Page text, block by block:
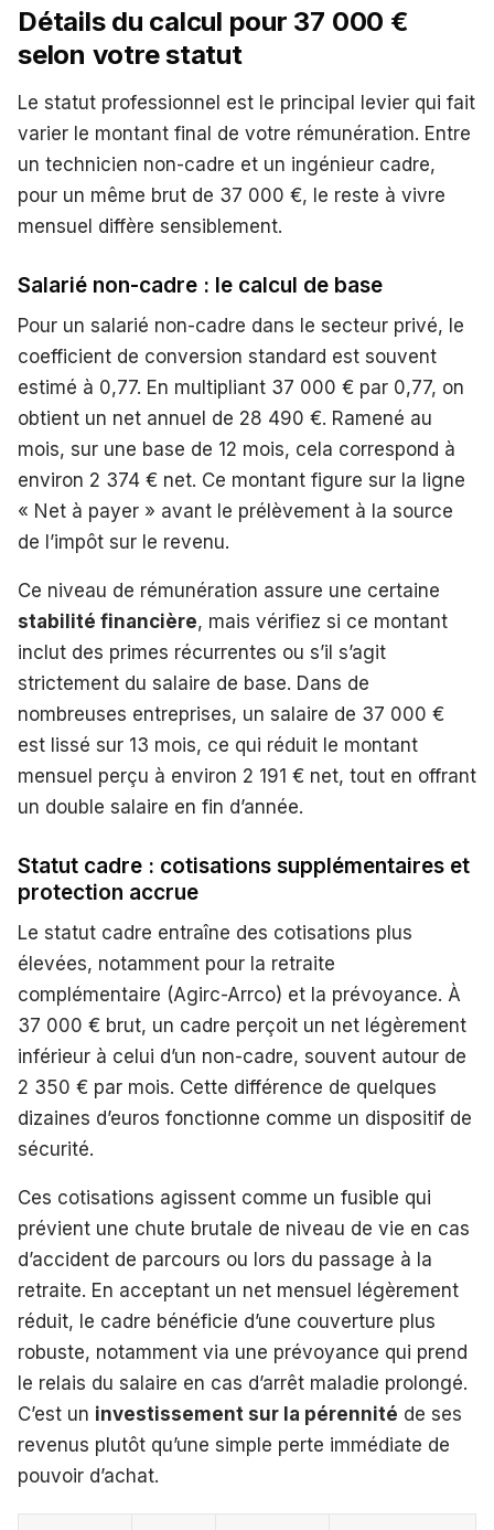
Détails du calcul pour 37 000 €
selon votre statut
Le statut professionnel est le principal levier qui fait
varier le montant final de votre rémunération. Entre
un technicien non-cadre et un ingénieur cadre,
pour un même brut de 37 000 €, le reste à vivre
mensuel diffère sensiblement.
Salarié non-cadre : le calcul de base
Pour un salarié non-cadre dans le secteur privé, le
coefficient de conversion standard est souvent
estimé à 0,77. En multipliant 37 000 € par 0,77, on
obtient un net annuel de 28 490 €. Ramené au
mois, sur une base de 12 mois, cela correspond à
environ 2 374 € net. Ce montant figure sur la ligne
« Net à payer » avant le prélèvement à la source
de l’impôt sur le revenu.
Ce niveau de rémunération assure une certaine
stabilité financière, mais vérifiez si ce montant
inclut des primes récurrentes ou s’il s’agit
strictement du salaire de base. Dans de
nombreuses entreprises, un salaire de 37 000 €
est lissé sur 13 mois, ce qui réduit le montant
mensuel perçu à environ 2 191 € net, tout en offrant
un double salaire en fin d’année.
Statut cadre : cotisations supplémentaires et
protection accrue
Le statut cadre entraîne des cotisations plus
élevées, notamment pour la retraite
complémentaire (Agirc-Arrco) et la prévoyance. À
37 000 € brut, un cadre perçoit un net légèrement
inférieur à celui d’un non-cadre, souvent autour de
2 350 € par mois. Cette différence de quelques
dizaines d’euros fonctionne comme un dispositif de
sécurité.
Ces cotisations agissent comme un fusible qui
prévient une chute brutale de niveau de vie en cas
d’accident de parcours ou lors du passage à la
retraite. En acceptant un net mensuel légèrement
réduit, le cadre bénéficie d’une couverture plus
robuste, notamment via une prévoyance qui prend
le relais du salaire en cas d’arrêt maladie prolongé.
C’est un investissement sur la pérennité de ses
revenus plutôt qu’une simple perte immédiate de
pouvoir d’achat.